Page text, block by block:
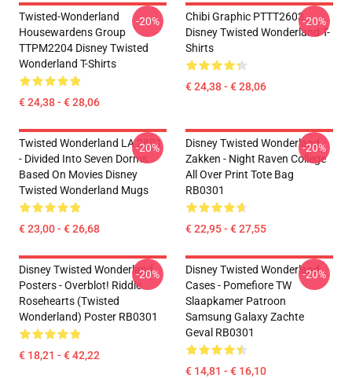
Twisted-Wonderland
Housewardens Group
TTPM2204 Disney Twisted
Wonderland T-Shirts
€ 24,38 - € 28,06
-20%
Chibi Graphic PTTT2603
Disney Twisted Wonderland T-
Shirts
€ 24,38 - € 28,06
-20%
Twisted Wonderland LA 2801
- Divided Into Seven Dorms
Based On Movies Disney
Twisted Wonderland Mugs
€ 23,00 - € 26,68
-20%
Disney Twisted Wonderland
Zakken - Night Raven College
All Over Print Tote Bag
RB0301
€ 22,95 - € 27,55
-20%
Disney Twisted Wonderland
Posters - Overblot! Riddle
Rosehearts (Twisted
Wonderland) Poster RB0301
€ 18,21 - € 42,22
-20%
Disney Twisted Wonderland
Cases - Pomefiore TW
Slaapkamer Patroon
Samsung Galaxy Zachte
Geval RB0301
€ 14,81 - € 16,10
-20%